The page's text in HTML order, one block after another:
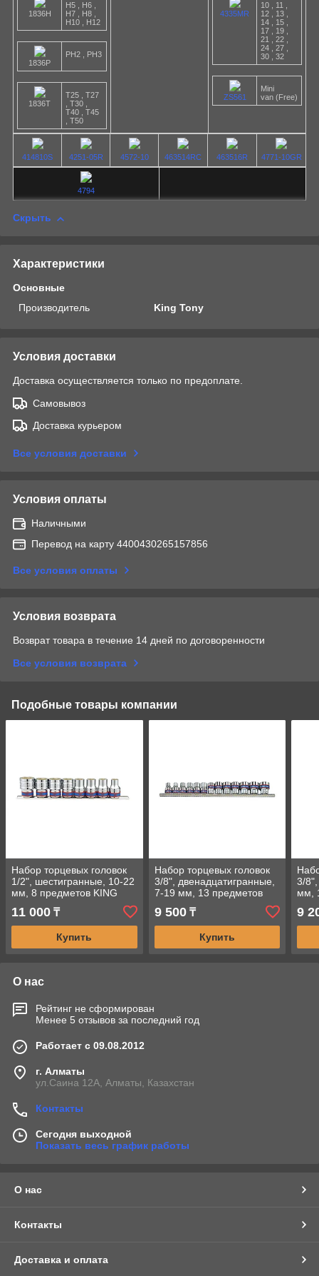
1836H
H5 , H6 ,
H7 , H8 ,
H10 , H12
1836P
PH2 , PH3
1836T
T25 , T27
, T30 ,
T40 , T45
, T50
4335MR
10 , 11 ,
12 , 13 ,
14 , 15 ,
17 , 19 ,
21 , 22 ,
24 , 27 ,
30 , 32
ZS561
Mini
van (Free)
414810S 4251-05R 4572-10 463514RC 463516R 4771-10GR
4794
Скрыть
Характеристики
Основные
Производитель
King Tony
Условия доставки
Доставка осуществляется только по предоплате.
Самовывоз
Доставка курьером
Все условия доставки
Условия оплаты
Наличными
Перевод на карту 4400430265157856
Все условия оплаты
Условия возврата
Возврат товара в течение 14 дней по договоренности
Все условия возврата
Подобные товары компании
Набор торцевых головок
1/2", шестигранные, 10-22
мм, 8 предметов KING
11 000 ₸
Купить
Набор торцевых головок
3/8", двенадцатигранные,
7-19 мм, 13 предметов
9 500₸
Купить
3/
мм,
9
О нас
Рейтинг не сформирован
Менее 5 отзывов за последний год
Работает с 09.08.2012
г. Алматы
ул.Саина 12А, Алматы, Казахстан
Контакты
Сегодня выходной
Показать весь график работы
О нас
Контакты
Доставка и оплата